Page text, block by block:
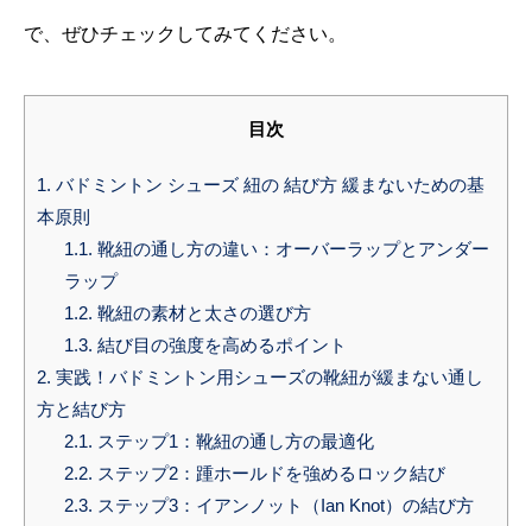
で、ぜひチェックしてみてください。
目次
1. バドミントン シューズ 紐の 結び方 緩まないための基
本原則
1.1. 靴紐の通し方の違い：オーバーラップとアンダー
ラップ
1.2. 靴紐の素材と太さの選び方
1.3. 結び目の強度を高めるポイント
2. 実践！バドミントン用シューズの靴紐が緩まない通し
方と結び方
2.1. ステップ1：靴紐の通し方の最適化
2.2. ステップ2：踵ホールドを強めるロック結び
2.3. ステップ3：イアンノット（Ian Knot）の結び方